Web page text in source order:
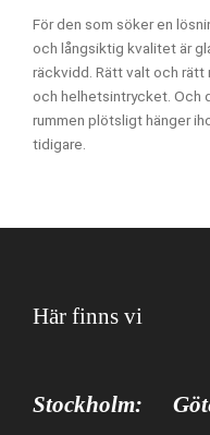
För den som söker en
och långsiktig kvalitet är
räckvidd. Rätt valt och
och helhetsintrycket. Och
rummen plötsligt hänger
tidigare.
Här finns vi
Stockholm: